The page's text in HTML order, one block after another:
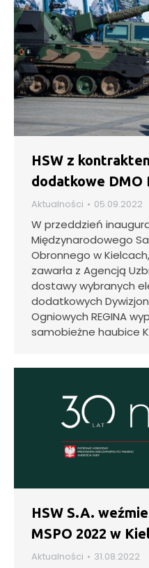
HSW z
dodatkowe DMO
Aktualności 05.09.2022
W przeddzień
Międzynarodowego
Obronnego w
zawarła z Agencją
dostawy wybranych
dodatkowych
Ogniowych REGINA
samobieżne haubice
HSW S.A.
MSPO 2022 w
Aktualności 31.08.2022